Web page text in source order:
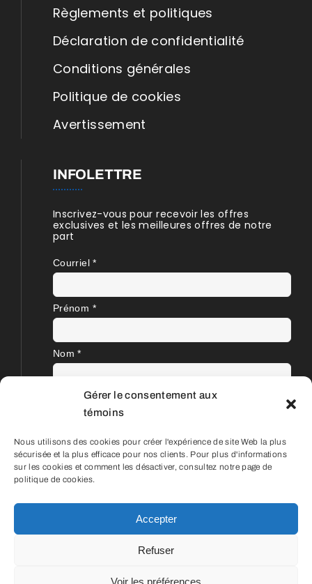
Gérer le consentement aux
témoins
Nous utilisons des cookies pour créer l'expérience de site Web la plus
sécurisée et la plus efficace pour nos clients. Pour plus d'informations
sur les cookies et comment les désactiver, consultez notre page de
politique de cookies.
Accepter
Refuser
Voir les préférences
Règlements et politiques
Déclaration de confidentialité
Conditions générales
Politique de cookies
Avertissement
INFOLETTRE
Inscrivez-vous pour recevoir les offres
exclusives et les meilleures offres de notre
part
Courriel*
Prénom *
Nom*
702340 | Conception Web et SEO